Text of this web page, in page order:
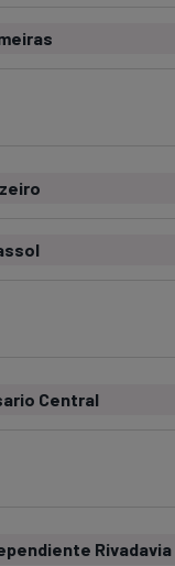
Central
Rivadavia